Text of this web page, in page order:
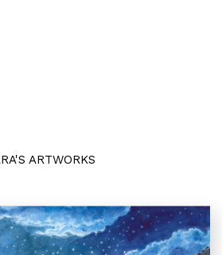
ARTWORKS